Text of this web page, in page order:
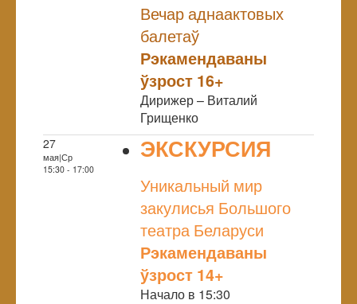
Вечар аднаактовых
балетаў
Рэкамендаваны
ўзрост 16+
Дирижер – Виталий
Грищенко
27
мая|Ср
15:30 - 17:00
ЭКСКУРСИЯ
Уникальный мир
закулисья Большого
театра Беларуси
Рэкамендаваны
ўзрост 14+
Начало в 15:30